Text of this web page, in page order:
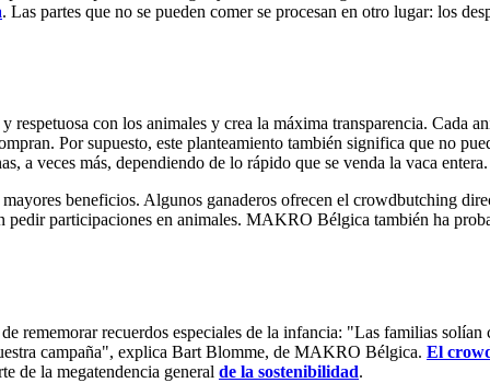
. Las partes que no se pueden comer se procesan en otro lugar: los
con los animales y crea la máxima transparencia. Cada
Por supuesto, este planteamiento también significa que no
a veces más, dependiendo de lo rápido que se venda la vaca entera.
beneficios. Algunos ganaderos ofrecen el crowdbutching
pedir participaciones en animales. MAKRO Bélgica también ha
recuerdos especiales de la infancia: "Las familias
campaña", explica Bart Blomme, de MAKRO Bélgica. El
de la megatendencia general de la sostenibilidad.